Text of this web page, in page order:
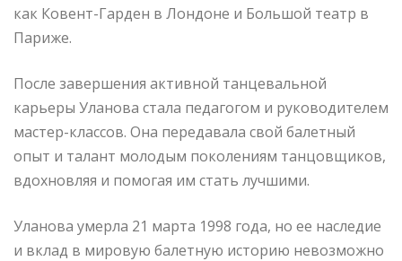
как Ковент-Гарден в Лондоне и Большой театр в
Париже.
После завершения активной танцевальной
карьеры Уланова стала педагогом и руководителем
мастер-классов. Она передавала свой балетный
опыт и талант молодым поколениям танцовщиков,
вдохновляя и помогая им стать лучшими.
Уланова умерла 21 марта 1998 года, но ее наследие
и вклад в мировую балетную историю невозможно